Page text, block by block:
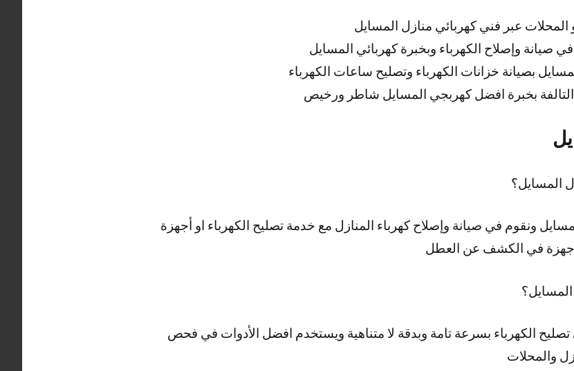
المحلات عبر فني كهربائي منازل المسايل
صيانة وإصلاح الكهرباء وبخبرة كهربائي المسايل
بصيانة خزانات الكهرباء وتصليح ساعات الكهرباء
التالفة بخبرة افضل كهربجي المسايل شاطر ورخيص
المسايل؟
ونقوم في صيانة وإصلاح كهرباء المنازل مع خدمة تصليح الكهرباء او أجهزة
في الكشف عن العطل
الكهرباء بسرعة تامة وبدقة لا متناهية ويستخدم افضل الأدوات في فحص
والمحلات